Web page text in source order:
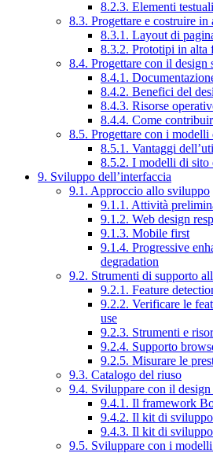
8.2.3. Elementi
8.3. Progettare e costruire in
8.3.1. Layout di
8.3.2. Prototipi in alta
8.4. Progettare con il design
8.4.1.
8.4.2. Benefici del
8.4.3. Risorse
8.4.4. Come
8.5. Progettare con i modelli
8.5.1. Vantaggi
8.5.2. I modelli di sito
9. Sviluppo dell’interfaccia
9.1. Approccio allo sviluppo
9.1.1. Attività
9.1.2. Web design
9.1.3. Mobile first
9.1.4. Progressive
degradation
9.2. Strumenti di supporto
9.2.1. Feature
9.2.2. Verificare le
use
9.2.3. Strumenti e
9.2.4. Supporto
9.2.5. Misurare le
9.3. Catalogo del riuso
9.4. Sviluppare con il design
9.4.1. Il framework
9.4.2. Il kit di
9.4.3. Il kit di
9.5. Sviluppare con i